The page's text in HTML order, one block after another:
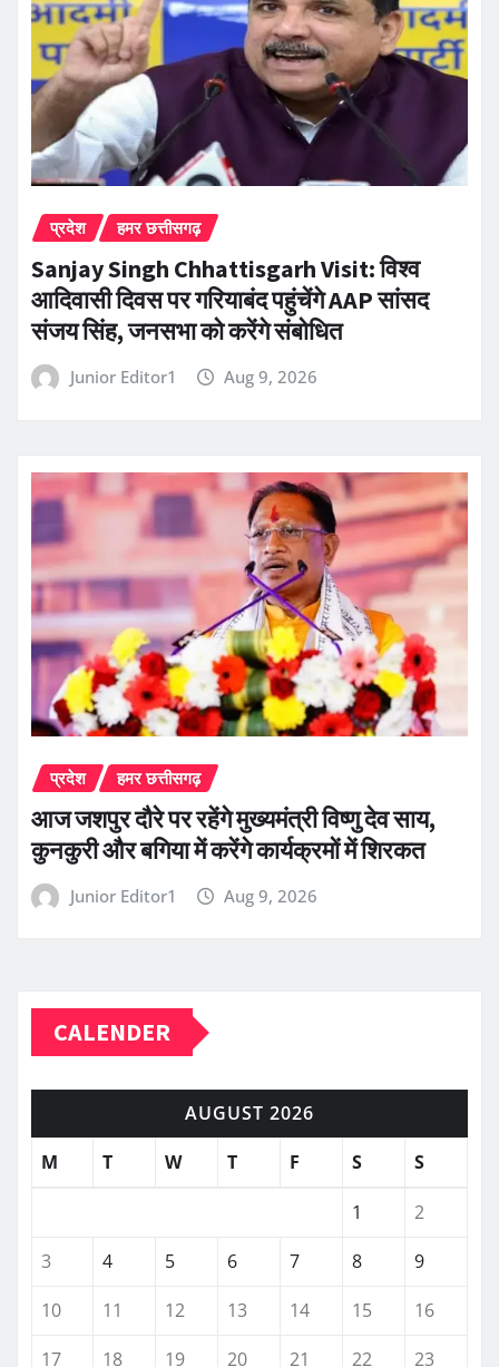
प्रदेश हमर छत्तीसगढ़
Sanjay Singh Chhattisgarh Visit: विश्व
आदिवासी दिवस पर गरियाबंद पहुंचेंगे AAP सांसद
संजय सिंह, जनसभा को करेंगे संबोधित
Junior Editor1 Aug 9, 2026
प्रदेश हमर छत्तीसगढ़
आज जशपुर दौरे पर रहेंगे मुख्यमंत्री विष्णु देव साय,
कुनकुरी और बगिया में करेंगे कार्यक्रमों में शिरकत
Junior Editor1 Aug 9, 2026
CALENDER
AUGUST 2026
M
T W T F S S
1
2
3
4 5 6 7 8
9
10
11 12 13 14 15
16
17
18 19 20 21 22 23